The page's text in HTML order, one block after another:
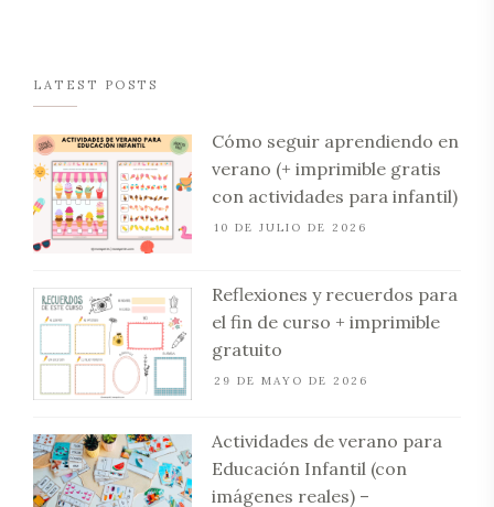
LATEST POSTS
Cómo seguir aprendiendo en
verano (+ imprimible gratis
con actividades para infantil)
10 DE JULIO DE 2026
Reflexiones y recuerdos para
el fin de curso + imprimible
gratuito
29 DE MAYO DE 2026
Actividades de verano para
Educación Infantil (con
imágenes reales) –